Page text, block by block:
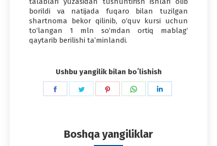
borildi va natijada fuqaro bilan tuzilgan
shartnoma bekor qilinib, o‘quv kursi uchun
to‘langan 1 mln so‘mdan ortiq mablag‘
qaytarib berilishi ta’minlandi.
Ushbu yangilik bilan boʻlishish
Share
Share
Share
Share
Boshqa yangiliklar